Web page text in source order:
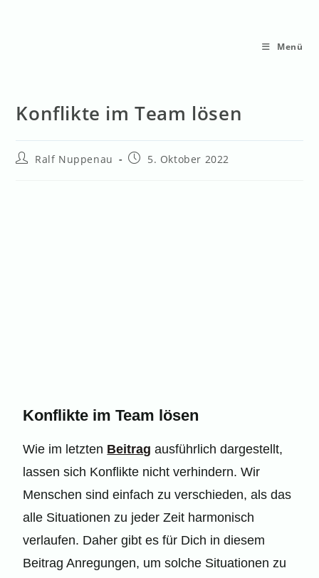
Menü
Konflikte im Team lösen
Ralf Nuppenau 5. Oktober 2022
Konflikte im Team lösen
Wie im letzten Beitrag ausführlich dargestellt,
lassen sich Konflikte nicht verhindern. Wir
Menschen sind einfach zu verschieden, als das
alle Situationen zu jeder Zeit harmonisch
verlaufen. Daher gibt es für Dich in diesem
Beitrag Anregungen, um solche Situationen zu